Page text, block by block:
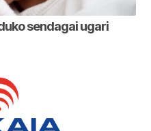
sendagai ugari